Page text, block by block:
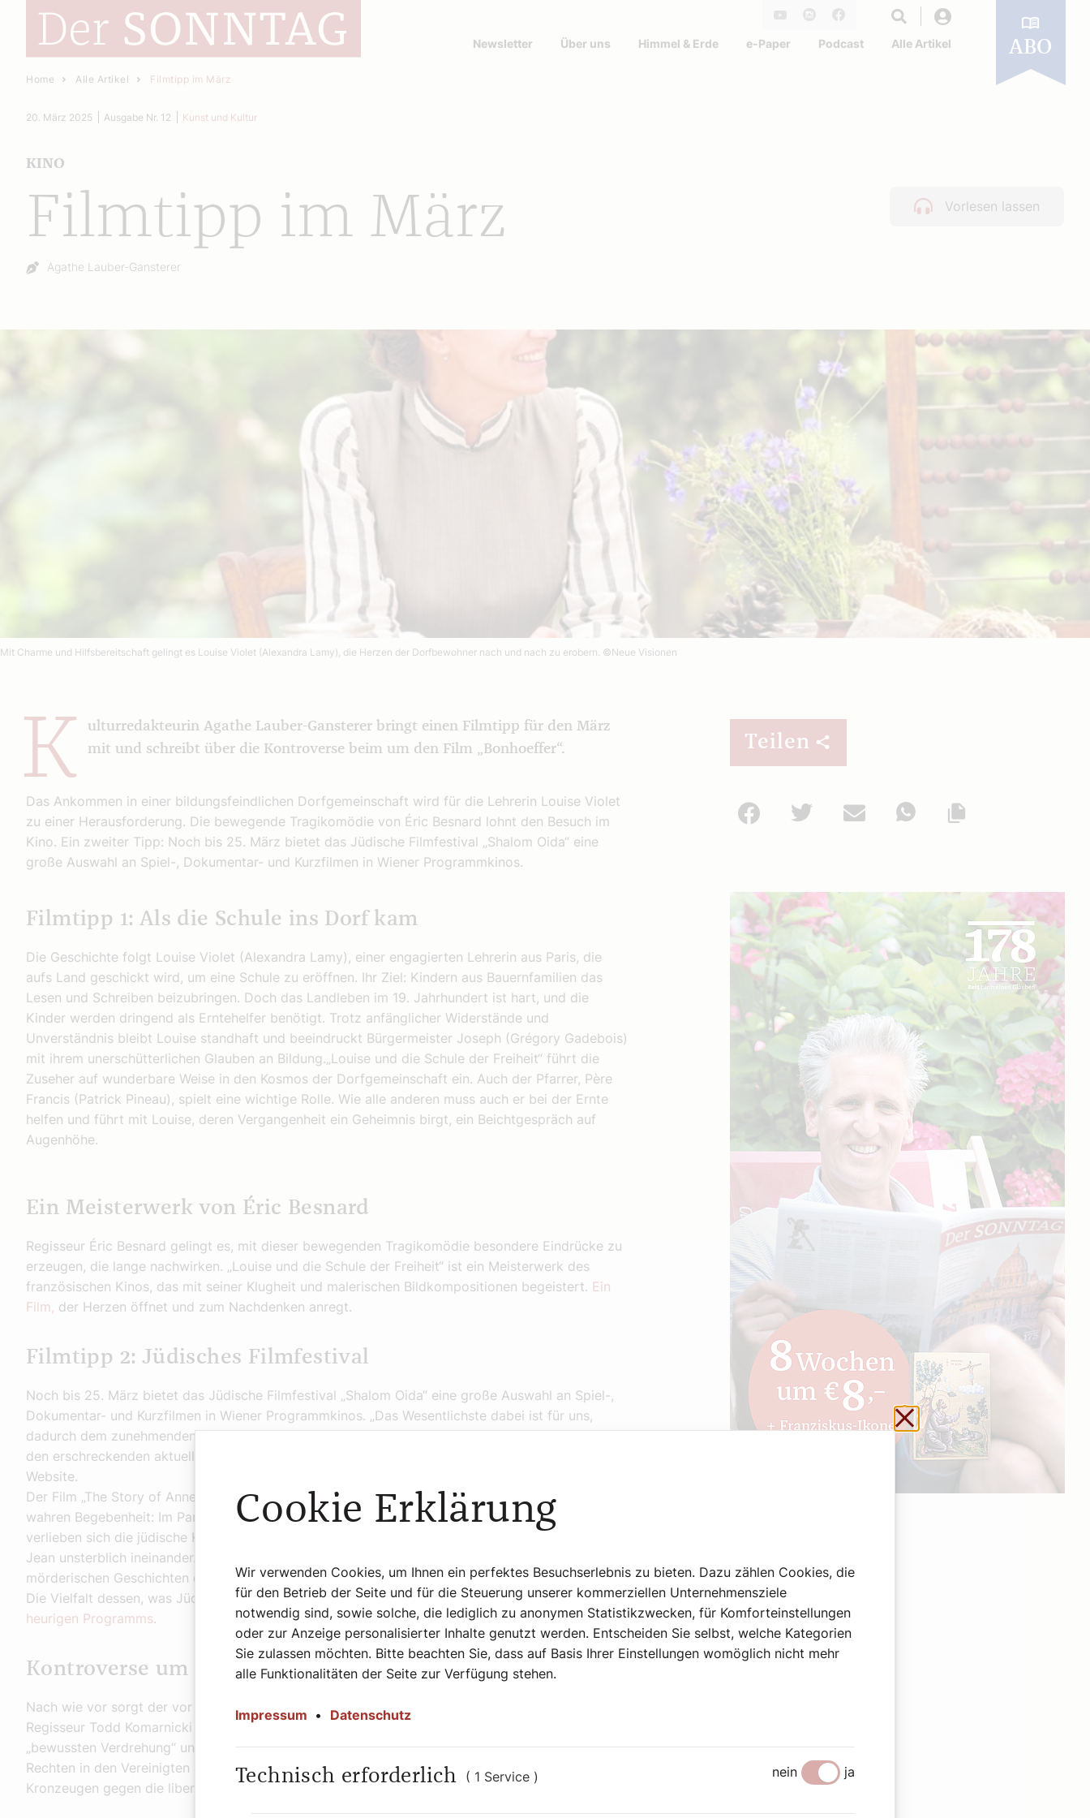
Facebook
Newsletter Über uns Himmel & Erde e-Paper Podcast Alle Artikel ABO
Home Alle Artikel Filmtipp im März
Vorlesen lassen
Filmtipp im März
KINO
20. März 2025 Ausgabe Nr. 12 Kunst und Kultur
Autor:
Agathe Lauber-Gansterer
Mit Charme und Hilfsbereitschaft gelingt es Louise Violet (Alexandra Lamy), die Herzen der Dorfbewohner nach und nach zu erobern. ©Neue Visionen
K
ulturredakteurin Agathe Lauber-Gansterer bringt einen Filmtipp für den März
mit und schreibt über die Kontroverse beim um den Film „Bonhoeffer“.
Das Ankommen in einer bildungsfeindlichen Dorfgemeinschaft wird für die Lehrerin Louise Violet
zu einer Herausforderung. Die bewegende Tragikomödie von Éric Besnard lohnt den Besuch im
Kino. Ein zweiter Tipp: Noch bis 25. März bietet das Jüdische Filmfestival „Shalom Oida“ eine
große Auswahl an Spiel-, Dokumentar- und Kurzfilmen in Wiener Programmkinos.
Filmtipp 1: Als die Schule ins Dorf kam
Die Geschichte folgt Louise Violet (Alexandra Lamy), einer engagierten Lehrerin aus Paris, die
aufs Land geschickt wird, um eine Schule zu eröffnen. Ihr Ziel: Kindern aus Bauernfamilien das
Lesen und Schreiben beizubringen. Doch das Landleben im 19. Jahrhundert ist hart, und die
Kinder werden dringend als Erntehelfer benötigt. Trotz anfänglicher Widerstände und
Unverständnis bleibt Louise standhaft und beeindruckt Bürgermeister Joseph (Grégory Gadebois)
mit ihrem unerschütterlichen Glauben an Bildung.„Louise und die Schule der Freiheit“ führt die
Zuseher auf wunderbare Weise in den Kosmos der Dorfgemeinschaft ein. Auch der Pfarrer, Père
Francis (Patrick Pineau), spielt eine wichtige Rolle. Wie alle anderen muss auch er bei der Ernte
helfen und führt mit Louise, deren Vergangenheit ein Geheimnis birgt, ein Beichtgespräch auf
Augenhöhe.
Ein Meisterwerk von Éric Besnard
Regisseur Éric Besnard gelingt es, mit dieser bewegenden Tragikomödie besondere Eindrücke zu
erzeugen, die lange nachwirken. „Louise und die Schule der Freiheit“ ist ein Meisterwerk des
französischen Kinos, das mit seiner Klugheit und malerischen Bildkompositionen begeistert. Ein
Film, der Herzen öffnet und zum Nachdenken anregt.
Filmtipp 2: Jüdisches Filmfestival
Noch bis 25. März bietet das Jüdische Filmfestival „Shalom Oida“ eine große Auswahl an Spiel-,
Dokumentar- und Kurzfilmen in Wiener Programmkinos. „Das Wesentlichste dabei ist für uns,
dadurch dem zunehmenden Antisemitismus und Rassismus aktiv entgegenzuwirken – gerade vor
den erschreckenden aktuellen politischen und gesellschaftlichen Entwicklungen“, heißt es auf der
Website.
Der Film „The Story of Annette Zelman“ (24. 3., 18:30 Uhr, Metro-Kino) etwa basiert auf einer
wahren Begebenheit: Im Paris des Jahres 1940, während die Stadt von den Nazis besetzt ist,
verlieben sich die jüdische Kunststudentin Annette und der aus katholischer Familie stammende
Jean unsterblich ineinander. Was folgt, ist ein tragisches Einzelschicksal unter unzähligen
mörderischen Geschichten der Shoah.
Die Vielfalt dessen, was Jüdisch-Sein bedeutet, ist Inhalt vieler weiterer Film-Produktionen des
heurigen Programms.
Kontroverse um den Film „Bonhoeffer“
Nach wie vor sorgt der vor kurzem in unseren Kinos gestartete Film „Bonhoeffer“ von US-
Regisseur Todd Komarnicki für Diskussionen. Schon im Vorfeld gab es anhaltend Kritik an einer
„bewussten Verdrehung“ und an „kultureller Aneignung“ des Films durch Kreise der christlichen
Rechten in den Vereinigten Staaten. Bonhoeffer werde vereinnahmt, pervertiert und zu einem
Kronzeugen gegen die liberale Demokratie umgedeutet, hieß es.
Teilen
Facebook
Twitter Mail
WhatsApp
Schließen ohne zu
Cookie Erklärung
Wir verwenden Cookies, um Ihnen ein perfektes Besuchserlebnis zu bieten. Dazu zählen Cookies, die
für den Betrieb der Seite und für die Steuerung unserer kommerziellen Unternehmensziele
notwendig sind, sowie solche, die lediglich zu anonymen Statistikzwecken, für Komforteinstellungen
oder zur Anzeige personalisierter Inhalte genutzt werden. Entscheiden Sie selbst, welche Kategorien
Sie zulassen möchten. Bitte beachten Sie, dass auf Basis Ihrer Einstellungen womöglich nicht mehr
alle Funktionalitäten der Seite zur Verfügung stehen.
Impressum • Datenschutz
Technisch erforderlich ( 1 Service ) nein ja